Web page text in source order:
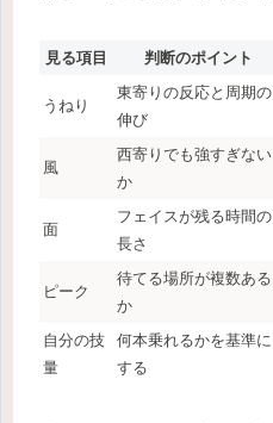
見る項目 判断のポイント
うねり
東寄りの反応と周期の
伸び
風
西寄りでも強すぎない
か
面
フェイスが残る時間の
長さ
ピーク
待てる場所が複数ある
か
自分の技
量
何本乗れるかを基準に
する